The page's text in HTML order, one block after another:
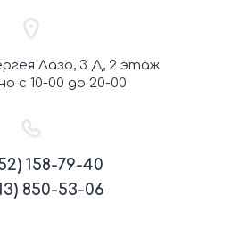
Лазо, 3 Д, 2 этаж
с 10-00 до 20-00
158-79-40
850-53-06